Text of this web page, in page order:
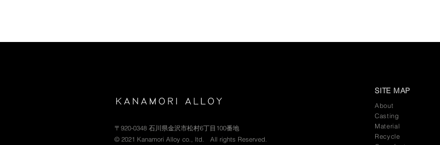
〒920-0348 石川県金沢市松村6丁目100番地
© 2021 Kanamori Alloy co., ltd. All rights Reserved.
SITE MAP
About
Casting
Material
​Recycle